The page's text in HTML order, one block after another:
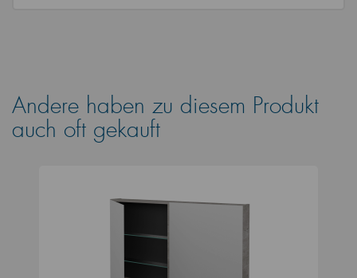
Andere haben zu diesem Produkt
auch oft gekauft